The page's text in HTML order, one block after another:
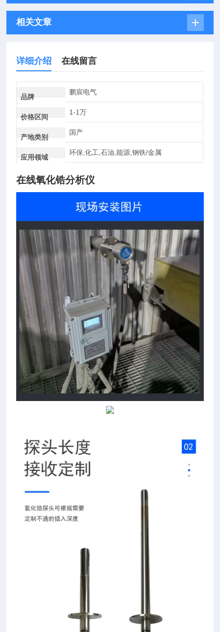
相关文章
详细介绍 在线留言
品牌
鹏宸电气
价格区间
1-1万
产地类别
国产
应用领域
环保,化工,石油,能源,钢铁/金属
在线氧化锆分析仪